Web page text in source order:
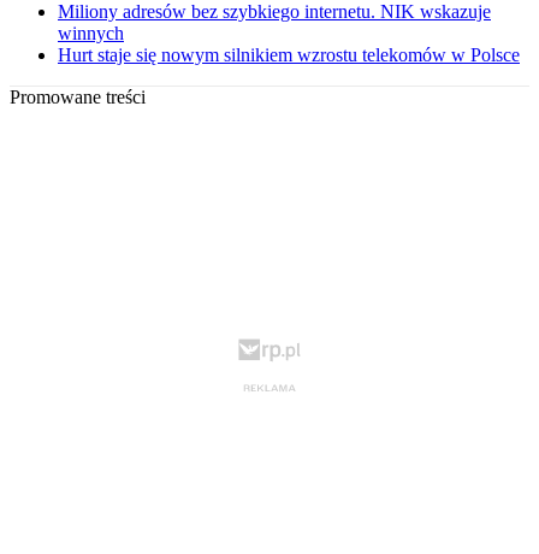
Miliony adresów bez szybkiego internetu. NIK wskazuje
winnych
Hurt staje się nowym silnikiem wzrostu telekomów w Polsce
Promowane treści